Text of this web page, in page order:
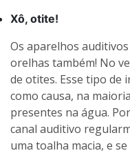
Xô, otite!
Os aparelhos
orelhas também! No
de otites. Esse tipo de
como causa, na
presentes na água.
canal auditivo
uma toalha macia, e